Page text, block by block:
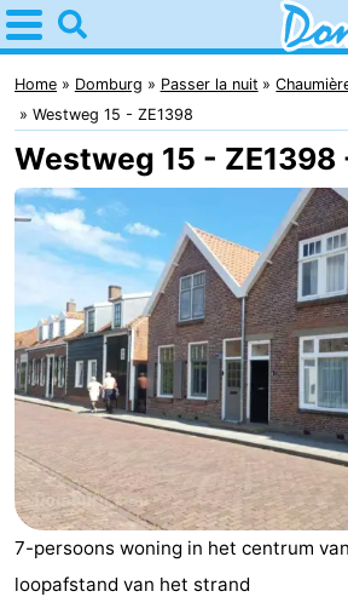
Home
Domburg
Astuces
Avec
les
enfants
Webcam
Webcam
Webcam
Plage
Passer
la
nuit
Appartements
-
Park
-
Home Domburg Passer la nuit
Westweg 15 - ZE1398
Westweg 15 - ZE1398
7-persoons woning in het centrum
loopafstand van het strand